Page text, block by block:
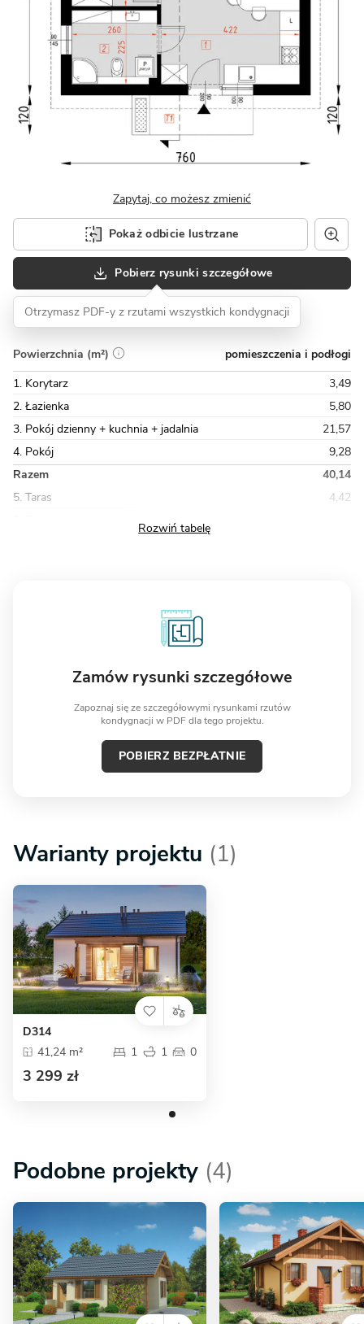
Zapytaj, co możesz zmienić
Pokaż odbicie lustrzane
Pobierz rysunki szczegółowe
Otrzymasz PDF-y z rzutami wszystkich kondygnacji
Powierzchnia (m²)
pomieszczenia i podłogi
1. Korytarz
3,49
2. Łazienka
5,80
3. Pokój dzienny + kuchnia + jadalnia
21,57
4. Pokój
9,28
Razem
40,14
5. Taras
4,42
Zamów rysunki szczegółowe
Zapoznaj się ze szczegółowymi rysunkami rzutów
kondygnacji w PDF dla tego projektu.
POBIERZ BEZPŁATNIE
Warianty projektu (1)
D314
41,24 m²
1 1 0
3 299 zł
Podobne projekty (4)